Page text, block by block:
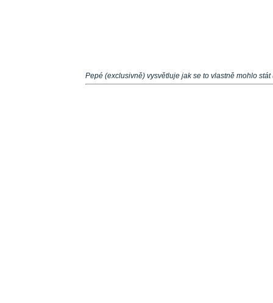
Pepé (exclusivně) vysvětluje jak se to vlastně mohlo